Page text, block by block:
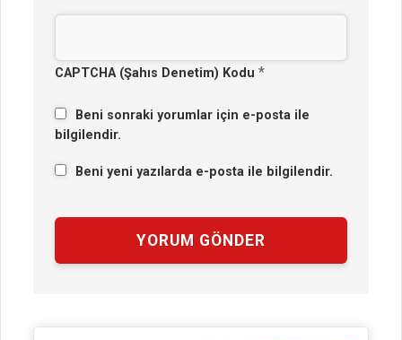
CAPTCHA (Şahıs Denetim) Kodu *
Beni sonraki yorumlar için e-posta ile
bilgilendir.
Beni yeni yazılarda e-posta ile bilgilendir.